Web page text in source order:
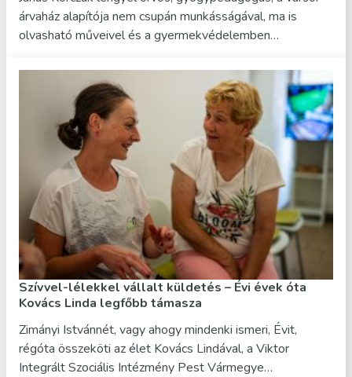
árvaház alapítója nem csupán munkásságával, ma is
olvasható műveivel és a gyermekvédelemben…
Szívvel-lélekkel vállalt küldetés – Évi évek óta
Kovács Linda legfőbb támasza
Zimányi Istvánnét, vagy ahogy mindenki ismeri, Évit,
régóta összeköti az élet Kovács Lindával, a Viktor
Integrált Szociális Intézmény Pest Vármegye…